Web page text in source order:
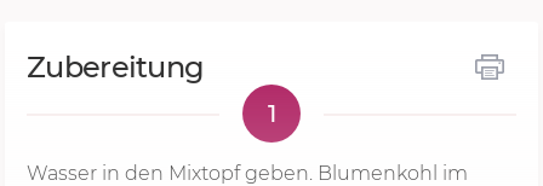
Zubereitung
1
Wasser in den Mixtopf geben. Blumenkohl im